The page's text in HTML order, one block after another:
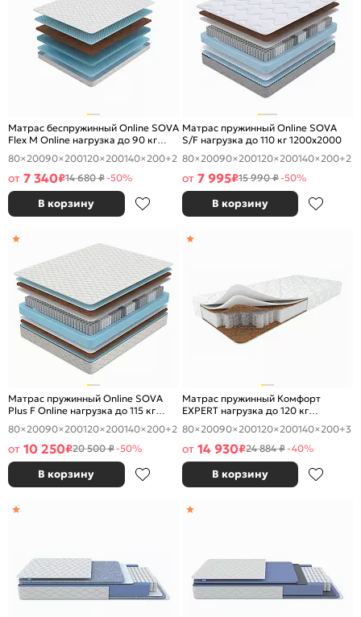
Матрас беспружинный Online SOVA
Flex M Online нагрузка до 90 кг
1200x2000
80×20090×200120×200140×200+2
от 7 340₽14 680 ₽-50%
В корзину
Матрас пружинный Online SOVA
S/F нагрузка до 110 кг 1200x2000
80×20090×200120×200140×200+2
от 7 995₽15 990 ₽-50%
В корзину
Матрас пружинный Online SOVA
Plus F Online нагрузка до 115 кг
1200x2000
80×20090×200120×200140×200+2
от 10 250₽20 500 ₽-50%
В корзину
Матрас пружинный Комфорт
EXPERT нагрузка до 120 кг
1200x2000
80×20090×200120×200140×200+3
от 14 930₽24 884 ₽-40%
В корзину